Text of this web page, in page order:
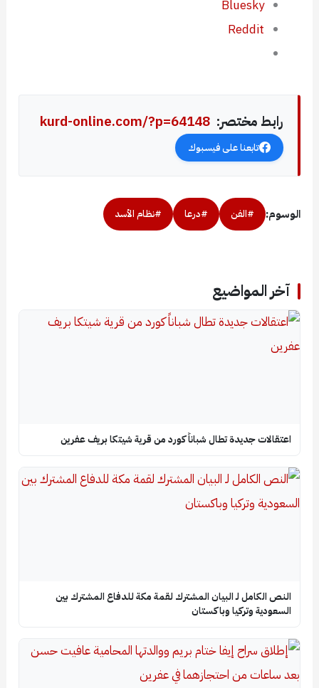
Bluesky
Reddit
رابط مختصر: kurd-online.com/?p=64148
تابعنا على فيسبوك
الوسوم: #الفن #درعا #نظام الأسد
آخر المواضيع
اعتقالات جديدة تطال شباناً كورد من قرية شيتكا بريف عفرين
النص الكامل لـ البيان المشترك لقمة مكة للدفاع المشترك بين
السعودية وتركيا وباكستان